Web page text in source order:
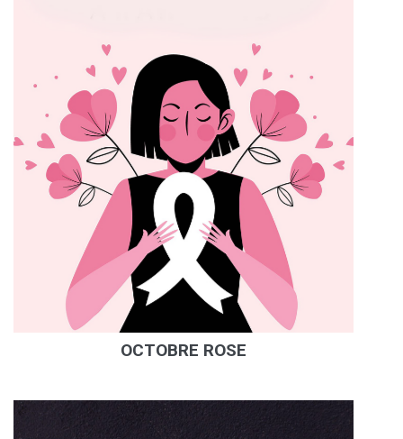
OCTOBRE ROSE